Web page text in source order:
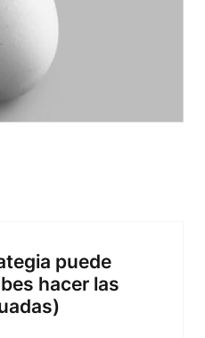
puede
hacer las